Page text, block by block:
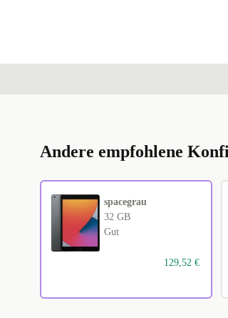
Andere empfohlene
spacegrau
32 GB
Gut
129,52 €